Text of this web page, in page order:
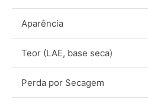
Aparência
Teor (LAE, base seca)
Perda por Secagem